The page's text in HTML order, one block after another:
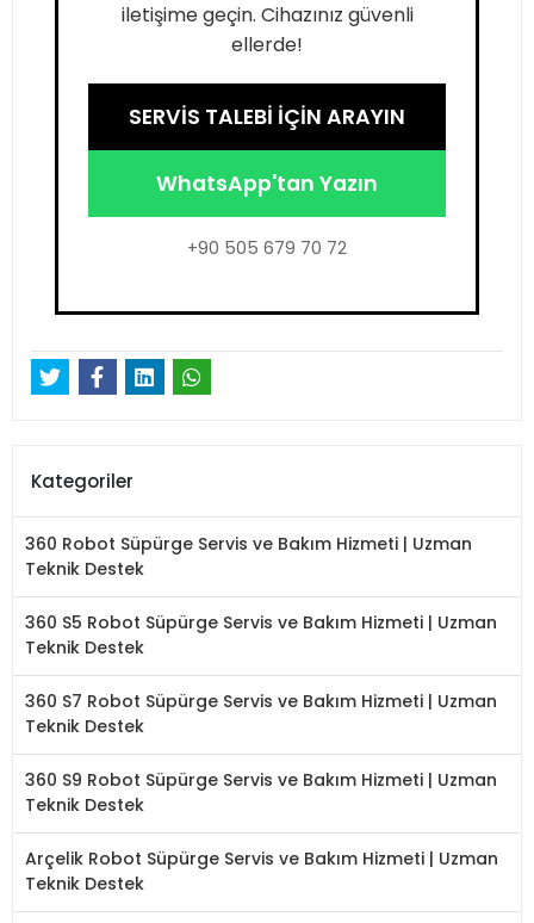
iletişime geçin. Cihazınız güvenli
ellerde!
SERVİS TALEBİ İÇİN ARAYIN
WhatsApp'tan Yazın
+90 505 679 70 72
Kategoriler
360 Robot Süpürge Servis ve Bakım Hizmeti | Uzman
Teknik Destek
360 S5 Robot Süpürge Servis ve Bakım Hizmeti | Uzman
Teknik Destek
360 S7 Robot Süpürge Servis ve Bakım Hizmeti | Uzman
Teknik Destek
360 S9 Robot Süpürge Servis ve Bakım Hizmeti | Uzman
Teknik Destek
Arçelik Robot Süpürge Servis ve Bakım Hizmeti | Uzman
Teknik Destek